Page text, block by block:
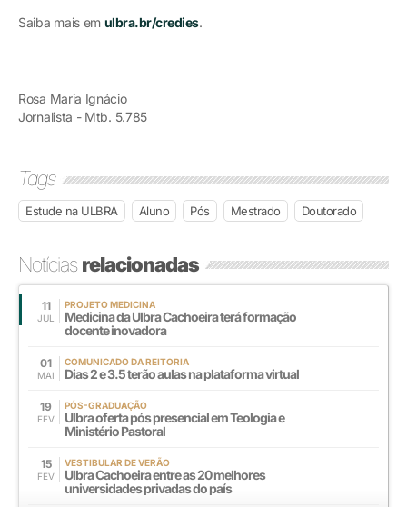
Saiba mais em ulbra.br/credies.
Rosa Maria Ignácio
Jornalista - Mtb. 5.785
Tags
Estude na ULBRA Aluno Pós Mestrado Doutorado
Notíciasrelacionadas
11
JUL
PROJETO MEDICINA
Medicina da Ulbra Cachoeira terá formação
docente inovadora
01
MAI
COMUNICADO DA REITORIA
Dias 2 e 3.5 terão aulas na plataforma virtual
19
FEV
PÓS-GRADUAÇÃO
Ulbra oferta pós presencial em Teologia e
Ministério Pastoral
15
FEV
VESTIBULAR DE VERÃO
Ulbra Cachoeira entre as 20 melhores
universidades privadas do país